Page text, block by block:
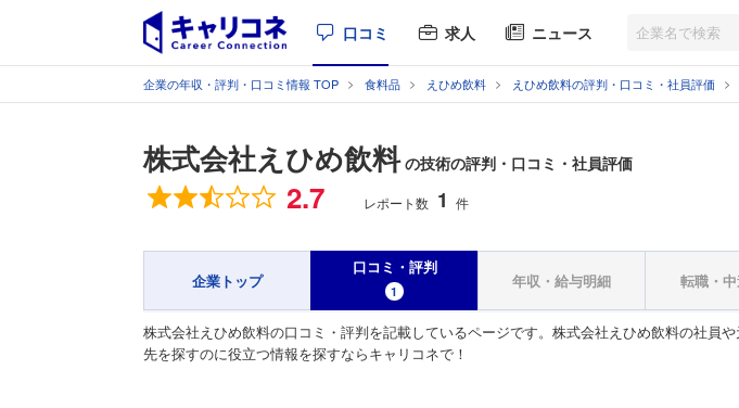
口コミ 求人 ニュース
企業の年収・評判・口コミ情報 TOP 食料品 えひめ飲料 えひめ飲料の評判・口コミ・社員評価
株式会社えひめ飲料 の技術の評判・口コミ・社員評価
総合評価
2.7 レポート数 1 件
企業トップ
口コミ・評判
1
年収・給与明細 転職・
株式会社えひめ飲料の口コミ・評判を記載しているページです。株式会社えひめ飲料の社
先を探すのに役立つ情報を探すならキャリコネで！